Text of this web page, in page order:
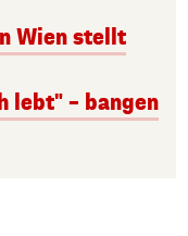
Wien stellt
lebt" – bangen